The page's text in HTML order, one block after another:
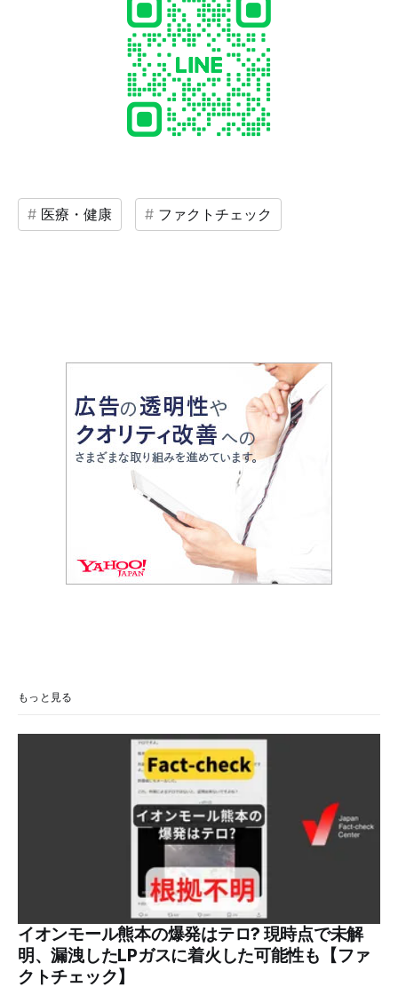
医療・健康 ファクトチェック
もっと見る
イオンモール熊本の爆発はテロ? 現時点で未解
明、漏洩したLPガスに着火した可能性も【ファ
クトチェック】